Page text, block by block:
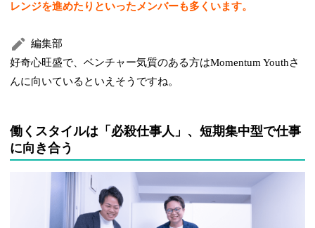
レンジを進めたりといったメンバーも多くいます。
編集部
好奇心旺盛で、ベンチャー気質のある方はMomentum Youthさ
んに向いているといえそうですね。
働くスタイルは「必殺仕事人」、短期集中型で仕事
に向き合う